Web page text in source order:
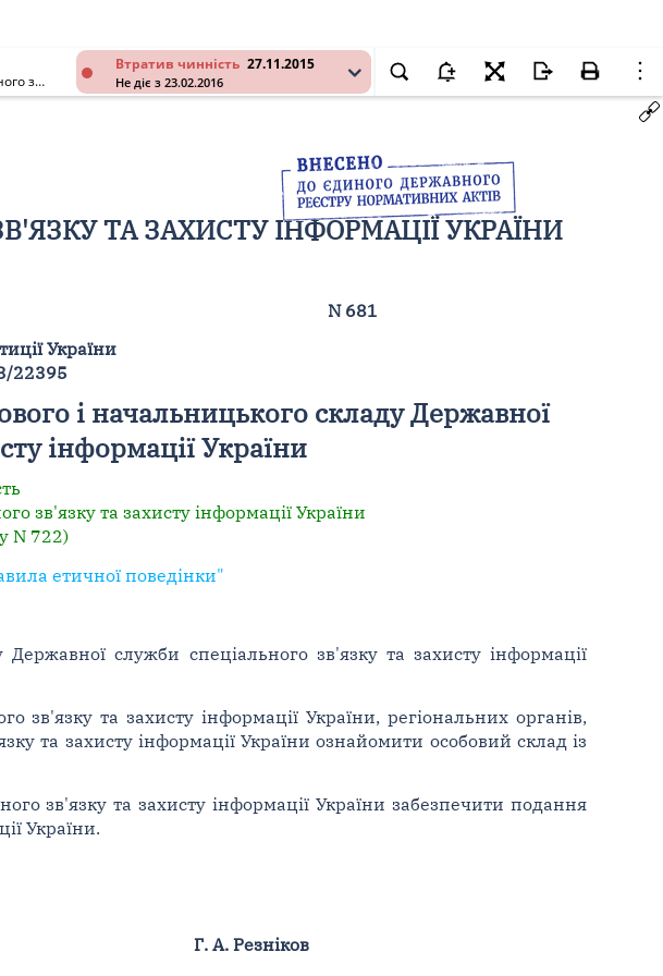
Втратив чинність 27.11.2015
Не діє з 23.02.2016
Про затвердження Правил етичної поведінки осіб рядового і начальницького складу Державної служби спеціального зв'язку та захисту інформації України